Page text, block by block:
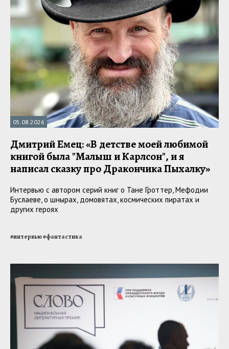
05.08.2026
Дмитрий Емец: «В детстве моей любимой
книгой была "Малыш и Карлсон", и я
написал сказку про Дракончика Пыхалку»
Интервью с автором серий книг о Тане Гроттер, Мефодии
Буслаеве, о шнырах, домовятах, космических пиратах и
других героях
#интервью#фантастика